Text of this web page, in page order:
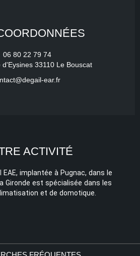
06 80 22 79 74
d'Eysines 33110 Le Bouscat
ear.fr
ACTIVITÉ
EAE, implantée à Pugnac, dans le
Gironde est spécialisée dans les
et de domotique.